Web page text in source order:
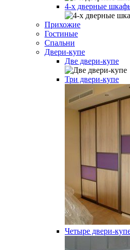
4-х дверные
Прихожие
Гостиные
Спальни
Двери-купе
Две двери-купе
Три двери-купе
Четыре двери-